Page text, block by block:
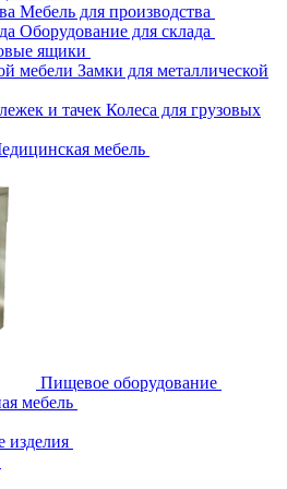
Мебель для производства
Оборудование для склада
ящики
Замки для металлической
Колеса для грузовых
мебель
Пищевое оборудование
мебель
изделия